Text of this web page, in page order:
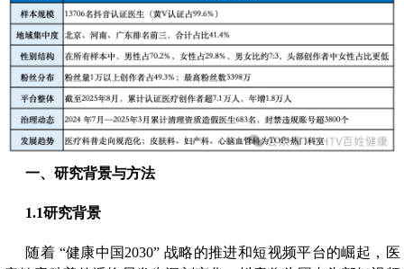
一、研究背景与方法
1.1研究背景
随着 “健康中国2030” 战略的推进和短视频平台的崛起，医